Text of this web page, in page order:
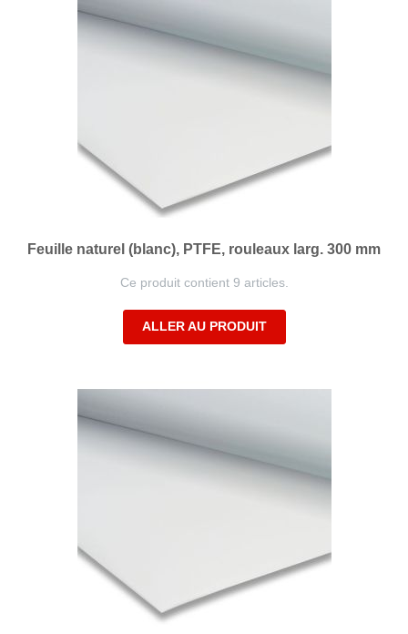
Feuille naturel (blanc), PTFE, rouleaux larg. 300 mm
Ce produit contient 9 articles.
ALLER AU PRODUIT